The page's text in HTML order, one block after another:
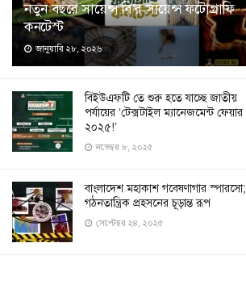
নতুন বছরে সায়েন্স বি’র সায়েন্স ফটোগ্রাফি
কনটেস্ট
জানুয়ারি ২৮, ২০২৬
বিইউএফটি তে শুরু হতে যাচ্ছে জাতীয়
পর্যায়ের ‘টেক্সটাইল ম্যানেজমেন্ট ফেয়ার
২০২৫!’
নভেম্বর ৮, ২০২৫
বাংলাদেশ মহাকাশ গবেষণাগার স্পারসো;
গঠনতান্ত্রিক প্রহসনের চূড়ান্ত রূপ
সেপ্টেম্বর ২৪, ২০২৫